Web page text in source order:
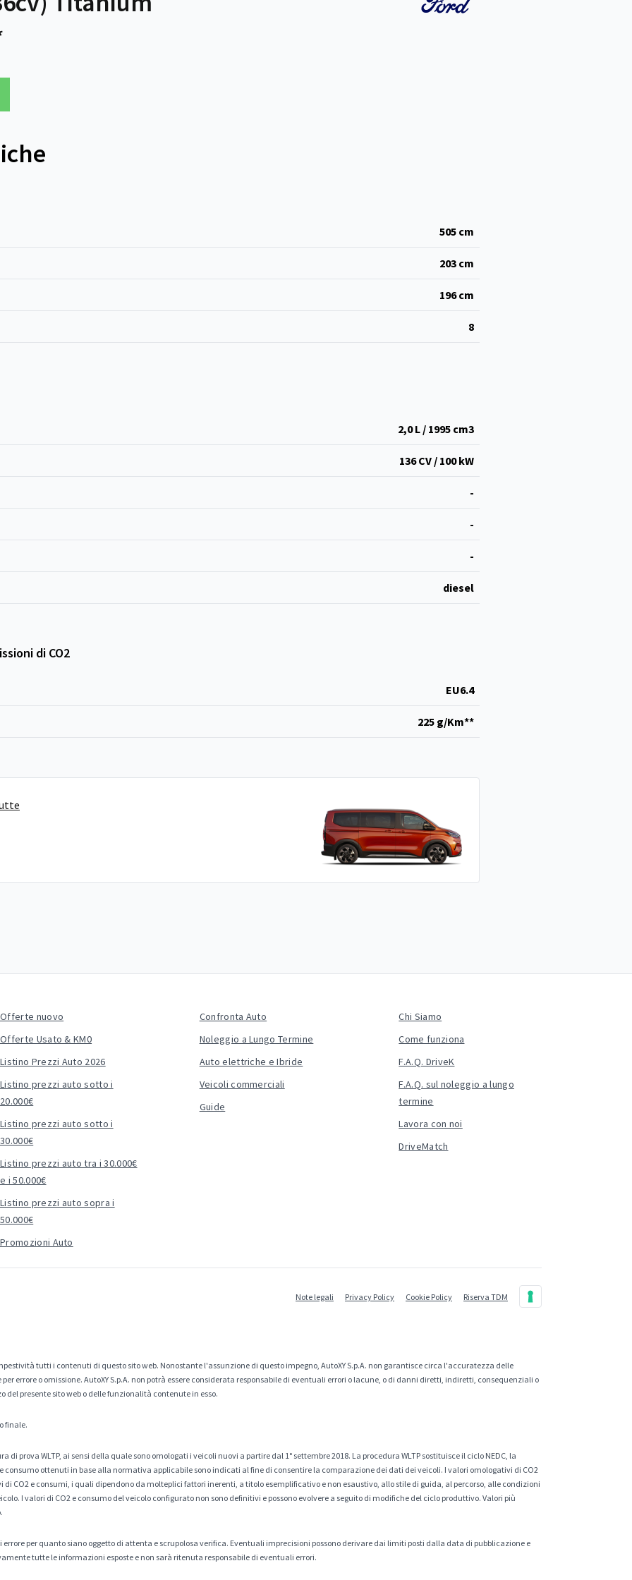
505 cm
203 cm
196cm
8
2,0 L / 1995 cm3
136 CV / 100 kW
-
-
-
diesel
di CO2
EU6.4
225 g/Km**
Offerte nuovo
Offerte Usato & KM0
Listino Prezzi Auto 2026
Listino prezzi auto sotto i
20.000€
Listino prezzi auto sotto i
30.000€
Listino prezzi auto tra i 30.000€
e i 50.000€
Listino prezzi auto sopra i
50.000€
Promozioni Auto
Confronta Auto
Noleggio a Lungo Termine
Auto elettriche e Ibride
Veicoli commerciali
Guide
Chi Siamo
Come funziona
F.A.Q. DriveK
F.A.Q. sul noleggio a lungo
termine
Lavora con noi
DriveMatch
Note legali Privacy Policy Cookie Policy Riserva TDM
tutti i contenuti di questo sito web. Nonostante l'assunzione di questo impegno, AutoXY S.p.A. non garantisce circa l'accuratezza delle
errore o omissione. AutoXY S.p.A. non potrà essere considerata responsabile di eventuali errori o lacune, o di danni diretti, indiretti, consequenziali o
presente sito web o delle funzionalità contenute in esso.
finale.
prova WLTP, ai sensi della quale sono omologati i veicoli nuovi a partire dal 1° settembre 2018. La procedura WLTP sostituisce il ciclo NEDC, la
ottenuti in base alla normativa applicabile sono indicati al fine di consentire la comparazione dei dati dei veicoli. I valori omologativi di CO2
di CO2 e consumi, i quali dipendono da molteplici fattori inerenti, a titolo esemplificativo e non esaustivo, allo stile di guida, al percorso, alle condizioni
I valori di CO2 e consumo del veicolo configurato non sono definitivi e possono evolvere a seguito di modifiche del ciclo produttivo. Valori più
errore per quanto siano oggetto di attenta e scrupolosa verifica. Eventuali imprecisioni possono derivare dai limiti posti dalla data di pubblicazione e
tutte le informazioni esposte e non sarà ritenuta responsabile di eventuali errori.